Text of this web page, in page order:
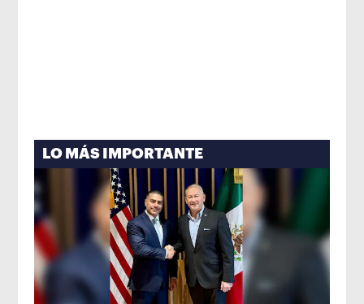
LO MÁS IMPORTANTE